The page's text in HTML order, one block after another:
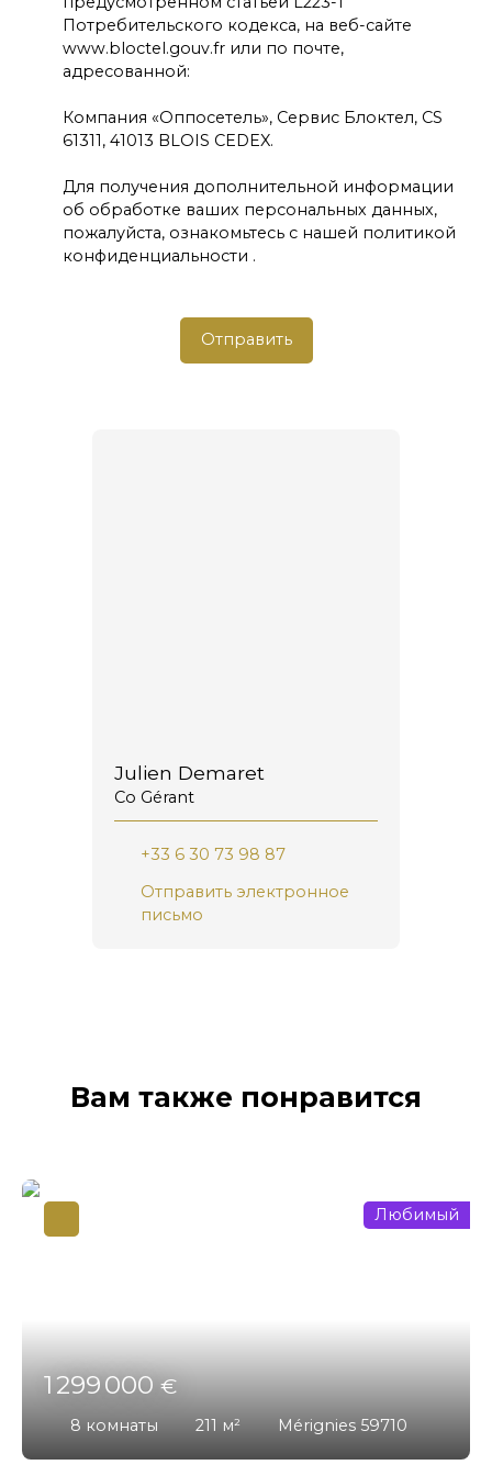
Потребительского кодекса, на веб-сайте
www.bloctel.gouv.fr или по почте,
адресованной:
Компания «Оппосетель», Сервис Блоктел, CS
61311, 41013 BLOIS CEDEX.
Для получения дополнительной информации
об обработке ваших персональных данных,
пожалуйста, ознакомьтесь с нашей политикой
конфиденциальности .
Отправить
Julien Demaret
Co Gérant
+33 6 30 73 98 87
Отправить электронное
письмо
Вам также понравится
1 299 000€
8 комнаты 211 м² Mérignies 59710
Любимый